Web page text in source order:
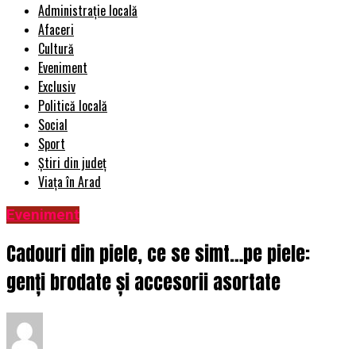
Administrație locală
Afaceri
Cultură
Eveniment
Exclusiv
Politică locală
Social
Sport
Știri din județ
Viața în Arad
Eveniment
Cadouri din piele, ce se simt…pe piele:
genți brodate și accesorii asortate